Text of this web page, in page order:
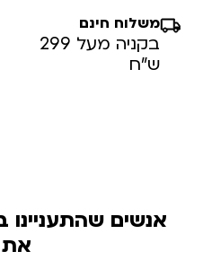
משלוח חינם
בקניה מעל 299
ש”ח
אנשים
את